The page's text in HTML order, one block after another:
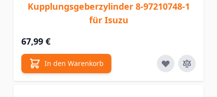
Kupplungsgeberzylinder 8-97210748-1
für Isuzu
67,99 €
In den Warenkorb